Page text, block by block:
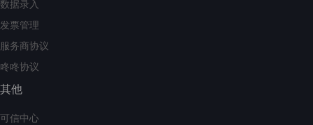
数据录入
发票管理
服务商协议
咚咚协议
其他
可信中心